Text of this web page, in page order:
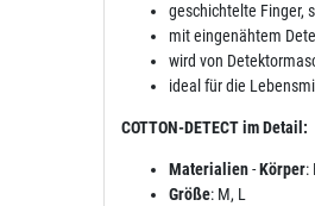
geschichtelte Finger,
mit eingenähtem
wird von
ideal für die
COTTON-DETECT im Detail:
Materialien-Körper:
Größe: M, L